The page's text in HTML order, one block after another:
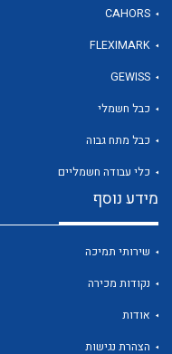
לכל מוצרי היצרןCAHORS
FLEXIMARK
GEWISS
כבל חשמלי
כבל מתח גבוה
כלי עבודה חשמליים
מידע נוסף
שירותי תמיכה
נקודות מכירה
אודות
הצהרת נגישות